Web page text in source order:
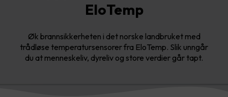
EloTemp
Øk brannsikkerheten i det norske landbruket med
trådløse temperatursensorer fra EloTemp. Slik unngår
du at menneskeliv, dyreliv og store verdier går tapt.